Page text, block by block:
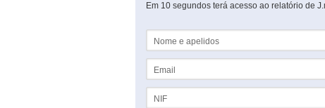
Em 10 segundos terá acesso ao relatório de